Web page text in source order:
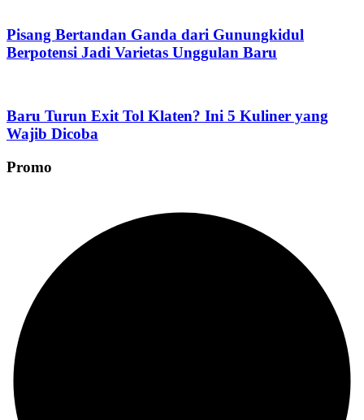
Pisang Bertandan Ganda dari Gunungkidul
Berpotensi Jadi Varietas Unggulan Baru
Baru Turun Exit Tol Klaten? Ini 5 Kuliner yang
Wajib Dicoba
Promo